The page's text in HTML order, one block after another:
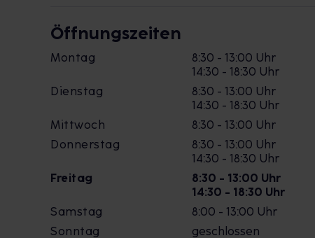
Öffnungszeiten
Montag
8:30 - 13:00 Uhr
14:30 - 18:30 Uhr
Dienstag
8:30 - 13:00 Uhr
14:30 - 18:30 Uhr
Mittwoch
8:30 - 13:00 Uhr
Donnerstag
8:30 - 13:00 Uhr
14:30 - 18:30 Uhr
Freitag
8:30 - 13:00 Uhr
14:30 - 18:30 Uhr
Samstag
8:00 - 13:00 Uhr
Sonntag
geschlossen